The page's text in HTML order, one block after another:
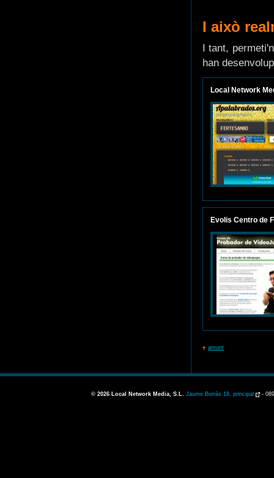
I això
I tant,
han
Local Network
Evolis Centro de
amunt
© 2026 Local Network Media, S.L. Jaume Borràs 18, principal -